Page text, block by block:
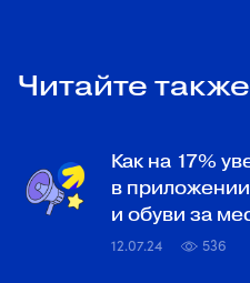
Читайте также
Как на 17%
в
и обуви за
12.07.24 536